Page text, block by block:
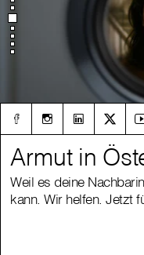
Armut in
Weil es deine
kann. Wir helfen. Jetzt
Armut in
Weil es deine
kann. Wir helfen. Jetzt